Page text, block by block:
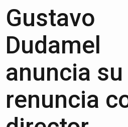
Gustavo
Dudamel
anuncia su
renuncia